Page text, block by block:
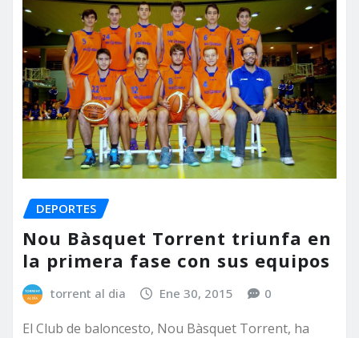
DEPORTES
Nou Bàsquet Torrent triunfa en
la primera fase con sus equipos
torrent al dia Ene 30, 2015 0
El Club de baloncesto, Nou Bàsquet Torrent, ha